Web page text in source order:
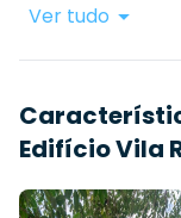
Ver tudo
Edifício Vila